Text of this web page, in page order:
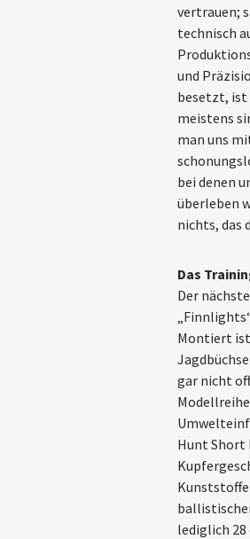
vertrauen;
technisch
und
besetzt, ist
meistens
man uns
bei denen
überleben
nichts, das
Das
Der
Montiert ist
gar nicht
Hunt Short
lediglich